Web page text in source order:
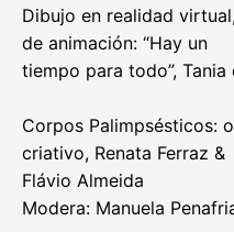
Dibujo en realidad
de animación: “Hay un
tiempo para todo”, Tania
Corpos Palimpsésticos:
criativo, Renata Ferraz &
Flávio Almeida
Modera: Manuela